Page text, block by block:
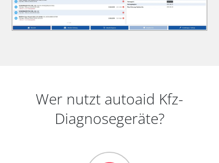
Wer nutzt autoaid Kfz-
Diagnosegeräte?